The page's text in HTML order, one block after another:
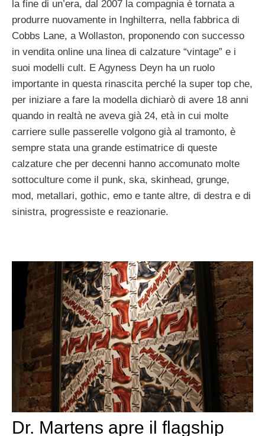
la fine di un’era, dal 2007 la compagnia è tornata a
produrre nuovamente in Inghilterra, nella fabbrica di
Cobbs Lane, a Wollaston, proponendo con successo
in vendita online una linea di calzature “vintage” e i
suoi modelli cult. E Agyness Deyn ha un ruolo
importante in questa rinascita perché la super top che,
per iniziare a fare la modella dichiarò di avere 18 anni
quando in realtà ne aveva già 24, età in cui molte
carriere sulle passerelle volgono già al tramonto, è
sempre stata una grande estimatrice di queste
calzature che per decenni hanno accomunato molte
sottoculture come il punk, ska, skinhead, grunge,
mod, metallari, gothic, emo e tante altre, di destra e di
sinistra, progressiste e reazionarie.
Dr. Martens apre il flagship